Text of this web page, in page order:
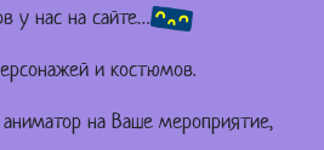
у нас на сайте…
и костюмов.
на Ваше мероприятие,